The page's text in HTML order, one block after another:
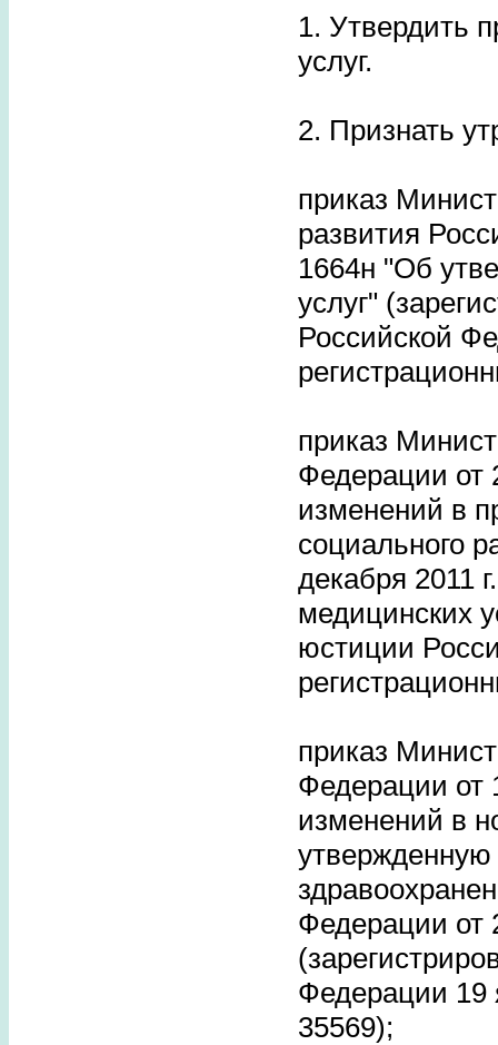
1. Утвердить
услуг.
2. Признать
приказ
развития
1664н "Об
услуг"
Российской
приказ
Федерации от
изменений в
социального
декабря 2011
медицинских
юстиции
приказ
Федерации от
изменений в
Федерации от
Федерации 19
35569);